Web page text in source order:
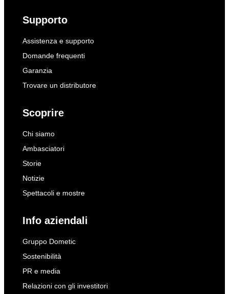
Supporto
Assistenza e supporto
Domande frequenti
Garanzia
Trovare un distributore
Scoprire
Chi siamo
Ambasciatori
Storie
Notizie
Spettacoli e mostre
Info aziendali
Gruppo Dometic
Sostenibilità
PR e media
Relazioni con gli investitori